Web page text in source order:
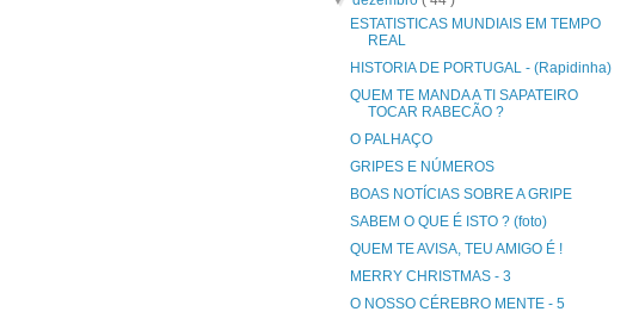
ESTATISTICAS MUNDIAIS EM TEMPO
REAL
HISTORIA DE PORTUGAL - (Rapidinha)
QUEM TE MANDA A TI SAPATEIRO
TOCAR RABECÃO ?
O PALHAÇO
GRIPES E NÚMEROS
BOAS NOTÍCIAS SOBRE A GRIPE
SABEM O QUE É ISTO ? (foto)
QUEM TE AVISA, TEU AMIGO É !
MERRY CHRISTMAS - 3
O NOSSO CÉREBRO MENTE - 5